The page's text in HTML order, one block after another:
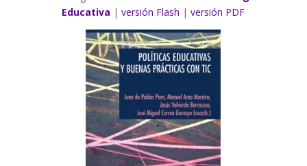
Educativa |versión Flash |versión PDF